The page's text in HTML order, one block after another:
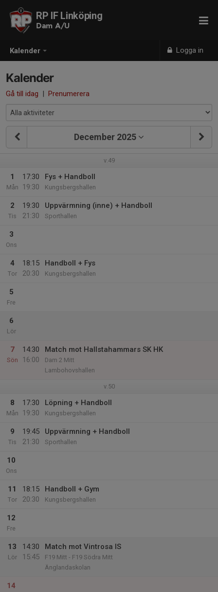
Kalender Logga in
RP IF Linköping
Dam A/U
Kalender
Gå till idag | Prenumerera
December 2025
v.49
1
Mån
17:30
19:30
Fys + Handboll
Kungsbergshallen
2
Tis
19:30
21:30
Uppvärmning (inne) + Handboll
Sporthallen
3
Ons
4
Tor
18:15
20:30
Handboll + Fys
Kungsbergshallen
5
Fre
6
Lör
7
Sön
14:30
16:00
Match mot Hallstahammars SK HK
Dam 2 Mitt
Lambohovshallen
v.50
8
Mån
17:30
19:30
Löpning + Handboll
Kungsbergshallen
9
Tis
19:45
21:30
Uppvärmning + Handboll
Sporthallen
10
Ons
11
Tor
18:15
20:30
Handboll + Gym
Kungsbergshallen
12
Fre
13
Lör
14:30
15:45
Match mot Vintrosa IS
F19 Mitt - F19 Södra Mitt
Änglandaskolan
14